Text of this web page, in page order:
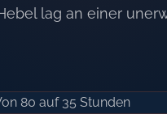
lag an einer